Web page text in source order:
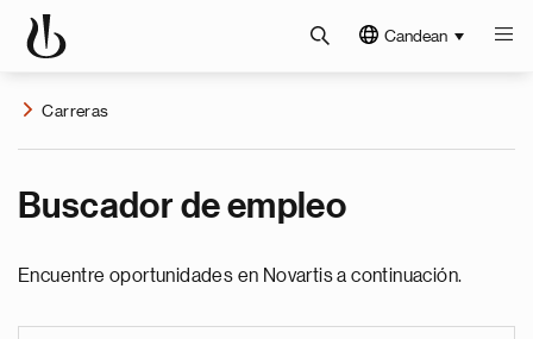
Candean
Carreras
Buscador de empleo
Encuentre oportunidades en Novartis a continuación.